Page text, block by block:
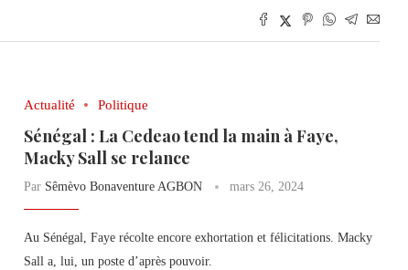
Actualité Politique
Sénégal : La Cedeao tend la main à Faye,
Macky Sall se relance
Par Sêmèvo Bonaventure AGBON mars 26, 2024
Au Sénégal, Faye récolte encore exhortation et félicitations. Macky
Sall a, lui, un poste d’après pouvoir.